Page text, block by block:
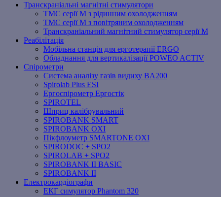
Транскраніальні магнітні стимулятори
ТМС серії M з рідинним охолодженням
ТМС серії M з повітряним охолодженням
Транскраніальний магнітний стимулятор серії M
Реабілітація
Мобільна станція для ерготерапії ERGO
Обладнання для вертикалізації POWEO ACTIV
Спірометри
Система аналізу газів видиху BA200
Spirolab Plus ESI
Ергоспірометр Ергостік
SPIROTEL
Шприц калібрувальний
SPIROBANK SMART
SPIROBANK OXI
Пікфлоуметр SMARTONE OXI
SPIRODOC + SPO2
SPIROLAB + SPO2
SPIROBANK II BASIC
SPIROBANK II
Електрокардіографи
ЕКГ симулятор Phantom 320